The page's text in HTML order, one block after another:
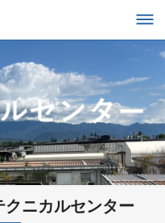
クニカルセンター